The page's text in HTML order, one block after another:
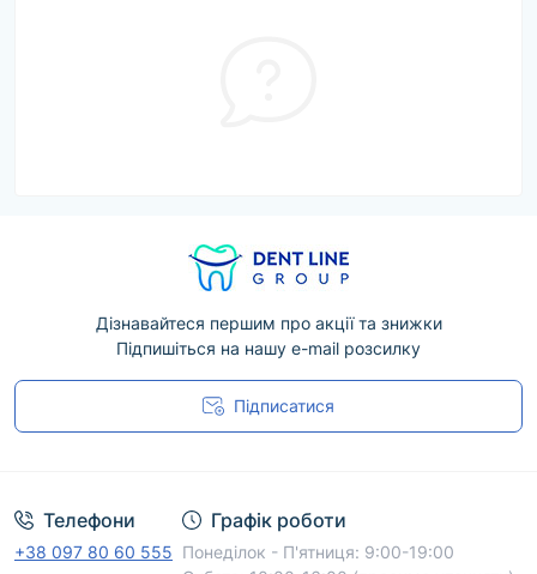
Дізнавайтеся першим про акції та знижки
Підпишіться на нашу e-mail розсилку
Підписатися
Телефони
+38 097 80 60 555
Графік роботи
Понеділок - П'ятниця: 9:00-19:00